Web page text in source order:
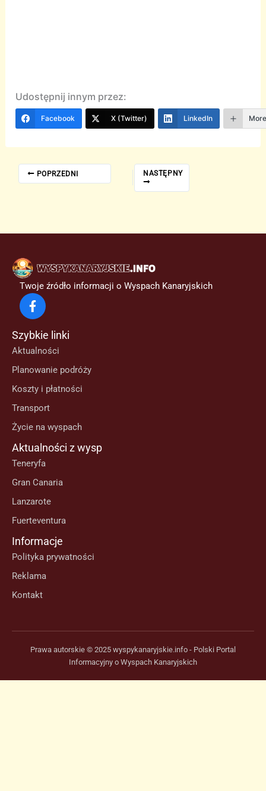
Udostępnij innym przez:
Facebook X (Twitter) LinkedIn
POPRZEDNI NASTĘPNY
Twoje źródło informacji o Wyspach Kanaryjskich
Szybkie linki
Aktualności
Planowanie podróży
Koszty i płatności
Transport
Życie na wyspach
Aktualności z wysp
Teneryfa
Gran Canaria
Lanzarote
Fuerteventura
Informacje
Polityka prywatności
Reklama
Kontakt
Prawa autorskie © 2025 wyspykanaryjskie.info - Polski Portal
Informacyjny o Wyspach Kanaryjskich